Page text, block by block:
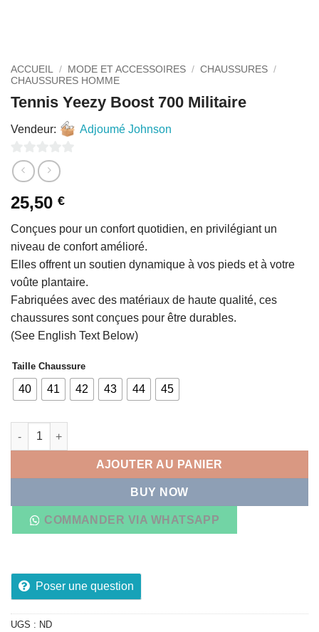
ACCUEIL / MODE ET ACCESSOIRES / CHAUSSURES /
CHAUSSURES HOMME
Tennis Yeezy Boost 700 Militaire
Vendeur: Adjoumé Johnson
0
sur
5
25,50 €
Conçues pour un confort quotidien, en privilégiant un
niveau de confort amélioré.
Elles offrent un soutien dynamique à vos pieds et à votre
voûte plantaire.
Fabriquées avec des matériaux de haute qualité, ces
chaussures sont conçues pour être durables.
(See English Text Below)
Taille Chaussure
40 41 42 43 44 45
quantité de Tennis Yeezy Boost 700 Militaire
AJOUTER AU PANIER
BUY NOW
COMMANDER VIA WHATSAPP
Poser une question
UGS : ND